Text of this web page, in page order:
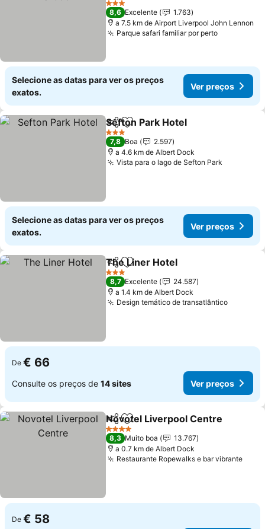
3 Estrelas
8,6 Excelente
1.763
a 7.5 km de Airport Liverpool John Lennon
Parque safari familiar por perto
Selecione as datas para ver os preços
exatos.
Ver preços
PartilharAdicionar aos favoritos
Sefton Park Hotel
3 Estrelas
7,8 Boa
2.597
a 4.6 km de Albert Dock
Vista para o lago de Sefton Park
Selecione as datas para ver os preços
exatos.
Ver preços
PartilharAdicionar aos favoritos
The Liner Hotel
3 Estrelas
8,7 Excelente
24.587
a 1.4 km de Albert Dock
Design temático de transatlântico
De € 66
Consulte os preços de 14 sites Ver preços
PartilharAdicionar aos favoritos
Novotel Liverpool Centre
4 Estrelas
8,3 Muito boa
13.767
a 0.7 km de Albert Dock
Restaurante Ropewalks e bar vibrante
De € 58